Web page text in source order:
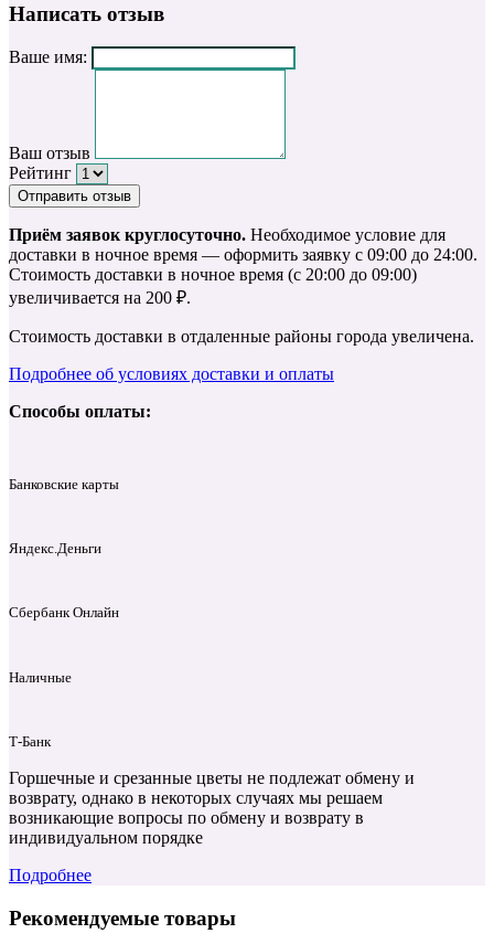
Написать отзыв
Ваше имя:
Ваш отзыв
Рейтинг
Отправить отзыв
Приём заявок круглосуточно. Необходимое условие для
доставки в ночное время — оформить заявку с 09:00 до 24:00.
Стоимость доставки в ночное время (с 20:00 до 09:00)
увеличивается на 200 ₽.
Стоимость доставки в отдаленные районы города увеличена.
Подробнее об условиях доставки и оплаты
Способы оплаты:
Банковские карты
Яндекс.Деньги
Сбербанк Онлайн
Наличные
Т‑Банк
Горшечные и срезанные цветы не подлежат обмену и
возврату, однако в некоторых случаях мы решаем
возникающие вопросы по обмену и возврату в
индивидуальном порядке
Подробнее
Рекомендуемые товары